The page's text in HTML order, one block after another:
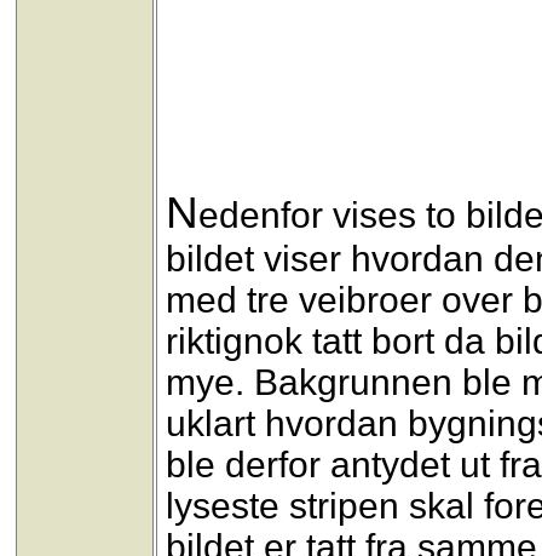
Nedenfor vises to
bildet viser hvordan
med tre veibroer over
riktignok tatt bort da
mye. Bakgrunnen ble
uklart hvordan
ble derfor antydet ut
lyseste stripen skal
bildet er tatt fra